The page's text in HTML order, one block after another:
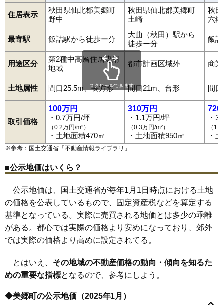
住居表示
秋田県仙北郡美郷町
野中
秋田県仙北郡美郷町
土崎
秋
六郷
最寄駅 飯詰駅から徒歩ー分
大曲（秋田）駅から
徒歩ー分
飯
用途区分
第2種中高層住居専用
地域
都市計画区域外 商
土地属性 間口25.5m、長方形 間口21m、台形 間
取引価格
100万円
・0.7万円/坪
（0.2万円/m²）
・土地面積470㎡
310万円
・1.1万円/坪
（0.3万円/m²）
・土地面積950㎡
720
・
（
・
スクロールできます
※参考：国土交通省「不動産情報ライブラリ 」
■公示地価はいくら？
公示地価は、国土交通省が毎年1月1日時点における土地
の価格を公表しているもので、固定資産税などを算定する
基準となっている。実際に売買される地価とは多少の乖離
がある。都心では実際の価格より安めになっており、郊外
では実際の価格より高めに設定されてる。
とはいえ、 その地域の不動産価格の動向・傾向を知るた
めの重要な指標となるので、参考にしよう。
◆美郷町の公示地価（2025年1月）